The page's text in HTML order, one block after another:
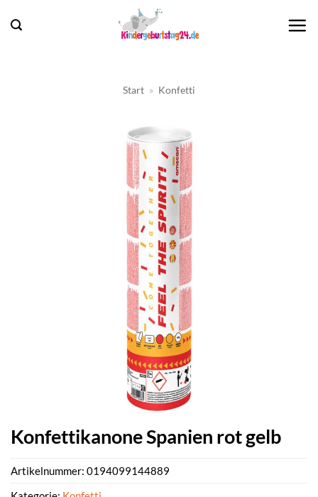
Inhalt
Start » Konfetti
Konfettikanone Spanien rot gelb
Artikelnummer: 0194099144889